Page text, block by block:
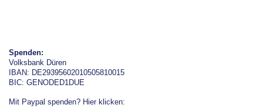
Spenden:
Volksbank Düren
IBAN: DE29395602010505810015
BIC: GENODED1DUE
Mit Paypal spenden? Hier klicken: